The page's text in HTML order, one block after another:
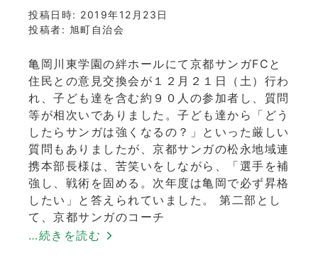
旭
町
年
特
別
警
戒
～
１
２
月
２
８
日・
２
投稿日時: 2019年12月23日
投稿者: 旭町自治会
亀岡川東学園の絆ホールにて京都サンガFCと
住民との意見交換会が１２月２１日（土）行わ
れ、子ども達を含む約９０人の参加者し、質問
等が相次いでありました。子ども達から「どう
したらサンガは強くなるの？」といった厳しい
質問もありましたが、京都サンガの松永地域連
携本部長様は、苦笑いをしながら、「選手を補
強し、戦術を固める。次年度は亀岡で必ず昇格
したい」と答えられていました。 第二部とし
て、京都サンガのコーチ
…続きを読む